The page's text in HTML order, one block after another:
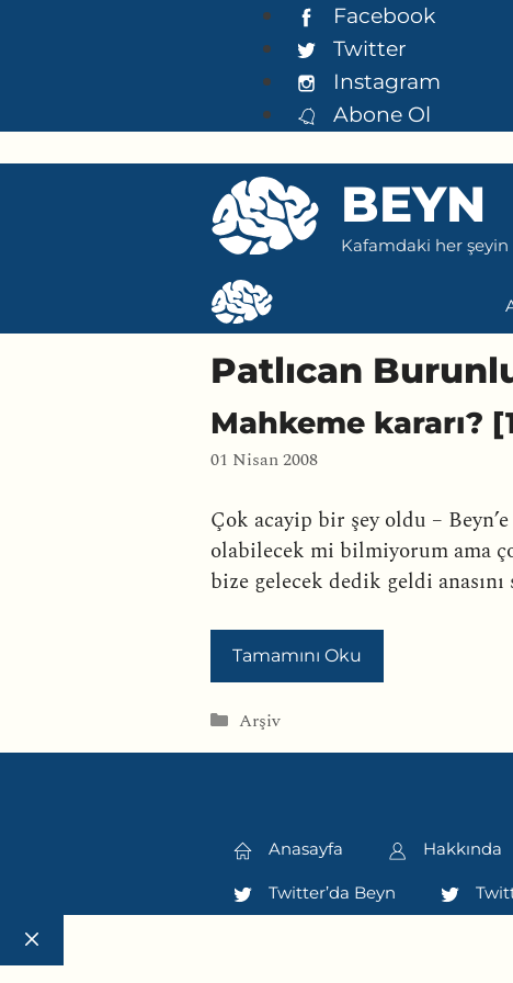
Facebook
Twitter
Instagram
Abone Ol
BEYN
Kafamdaki her şeyin
Patlıcan
Mahkeme kararı?
01 Nisan 2008
Çok acayip bir şey oldu –
olabilecek mi bilmiyorum ama
bize gelecek dedik geldi
Tamamını Oku
Kategoriler
Arşiv
Anasayfa Hakkında
Twitter’da Beyn
Close